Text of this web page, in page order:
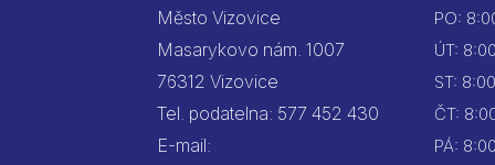
Město Vizovice
Masarykovo nám. 1007
76312 Vizovice
Tel. podatelna: 577 452 430
E-mail:
PO:
ÚT:
ST:
ČT:
PÁ: